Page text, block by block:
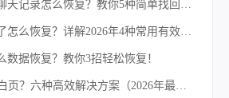
数据恢复？教你3招轻松恢复！